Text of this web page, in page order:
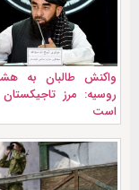
واکنش طالبان به
روسیه: مرز
است